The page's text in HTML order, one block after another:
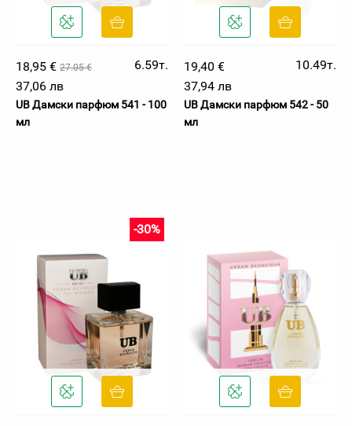
18,95 € 27.05 €
6.59т.
37,06 лв
UB Дамски парфюм 541 - 100
мл
19,40 €
10.49т.
37,94 лв
UB Дамски парфюм 542 - 50
мл
-30%